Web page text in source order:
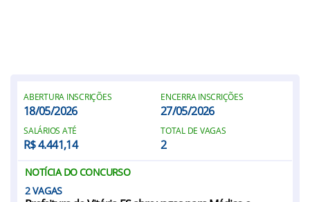
ABERTURA INSCRIÇÕES
18/05/2026
ENCERRA INSCRIÇÕES
27/05/2026
SALÁRIOS ATÉ
R$ 4.441,14
TOTAL DE VAGAS
2
NOTÍCIA DO CONCURSO
2